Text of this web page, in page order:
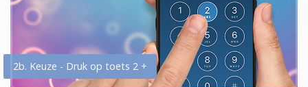
2b. Keuze - Druk op toets 2 +